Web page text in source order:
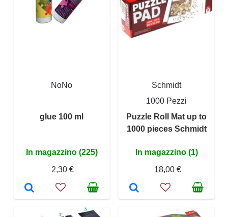
NoNo
glue 100 ml
In magazzino (225)
2,30 €
Schmidt
1000 Pezzi
Puzzle Roll Mat up to
1000 pieces Schmidt
In magazzino (1)
18,00 €